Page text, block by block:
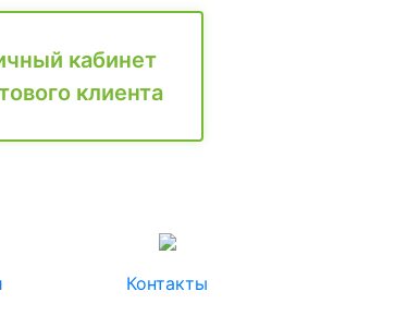
кабинет
клиента
Контакты